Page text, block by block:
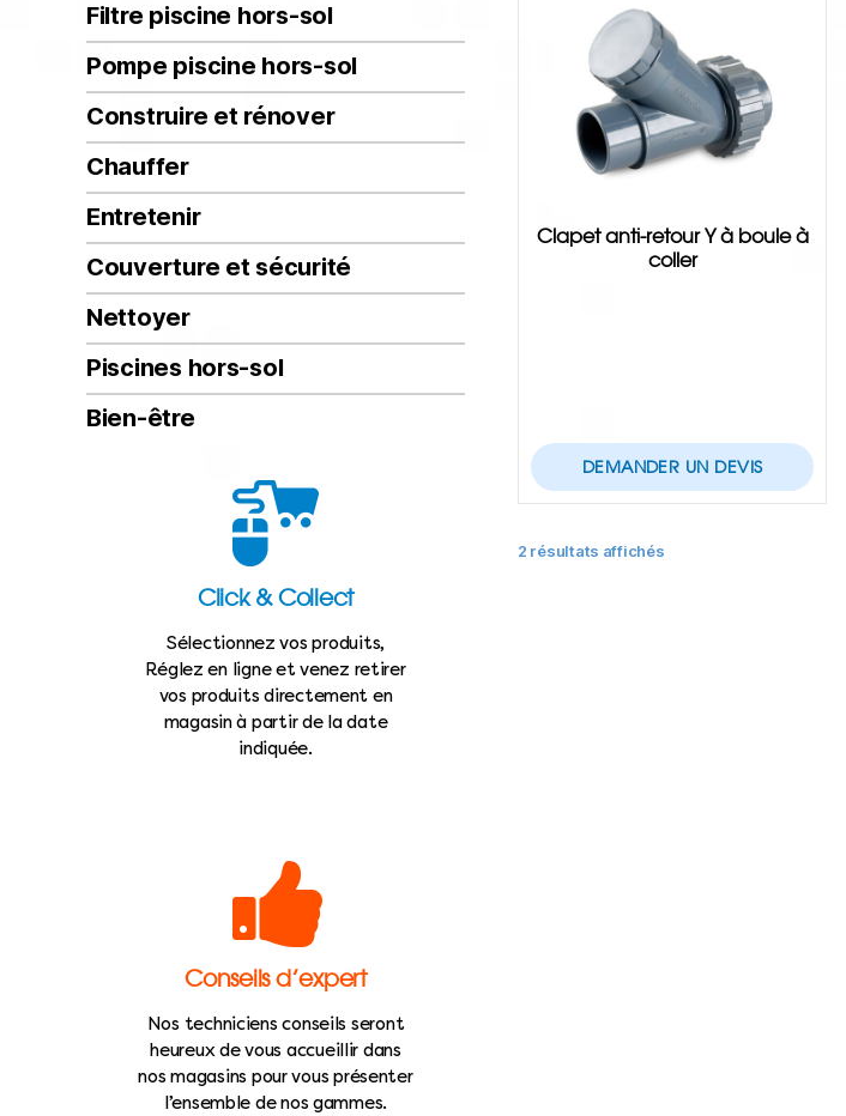
Clapet anti-retour Y à boule à
coller
DEMANDER UN DEVIS
2 résultats affichés
Filtre piscine hors-sol
Pompe piscine hors-sol
Construire et rénover
Chauffer
Entretenir
Couverture et sécurité
Nettoyer
Piscines hors-sol
Bien-être
Click & Collect
Sélectionnez vos produits,
Réglez en ligne et venez retirer
vos produits directement en
magasin à partir de la date
indiquée.
Conseils d’expert
Nos techniciens conseils seront
heureux de vous accueillir dans
nos magasins pour vous présenter
l’ensemble de nos gammes.